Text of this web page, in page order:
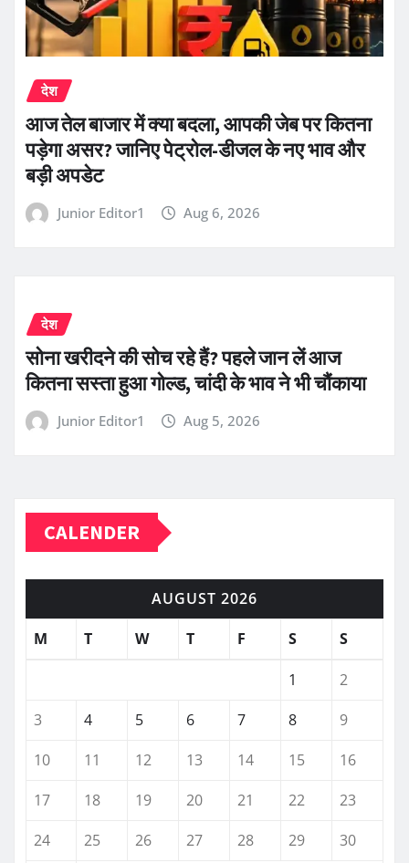
देश
आज तेल बाजार में क्या बदला, आपकी जेब पर कितना
पड़ेगा असर? जानिए पेट्रोल-डीजल के नए भाव और
बड़ी अपडेट
Junior Editor1 Aug 6, 2026
देश
सोना खरीदने की सोच रहे हैं? पहले जान लें आज
कितना सस्ता हुआ गोल्ड, चांदी के भाव ने भी चौंकाया
Junior Editor1 Aug 5, 2026
CALENDER
AUGUST 2026
M
T W T F S S
1
2
3
4 5 6 7 8
9
10
11 12 13 14 15
16
17
18 19 20 21 22
23
24
25 26 27 28 29 30